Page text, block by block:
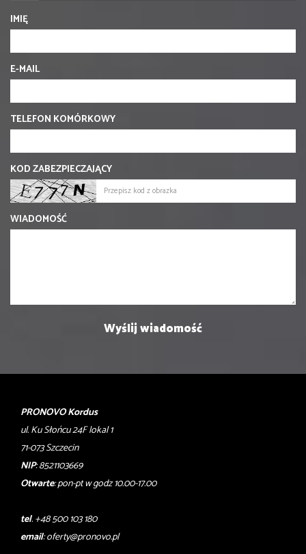
IMIĘ
E-MAIL
TELEFON KOMÓRKOWY
KOD ZABEZPIECZAJĄCY
WIADOMOŚĆ
PRONOVO Kordus
ul. Ku Słońcu 24F lokal 1
71-073 Szczecin
NIP: 8521103669
Otwarte: pon-pt w godz 10.00-17.00
tel. +48 500 103 180
email:oferty@pronovo.pl